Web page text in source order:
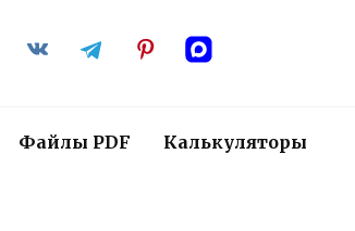
Файлы PDF Калькуляторы